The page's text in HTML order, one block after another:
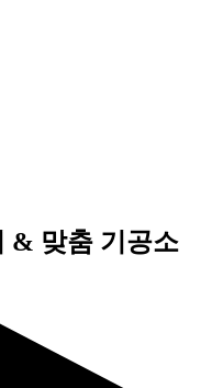
& 맞춤 기공소